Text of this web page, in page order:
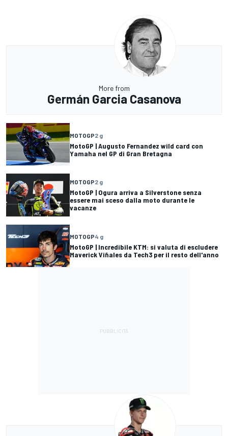
More from
Germán Garcia Casanova
MOTOGP2 g
MotoGP | Augusto Fernandez wild card con
Yamaha nel GP di Gran Bretagna
MOTOGP2 g
MotoGP | Ogura arriva a Silverstone senza
essere mai sceso dalla moto durante le
vacanze
MOTOGP4 g
MotoGP | Incredibile KTM: si valuta di escludere
Maverick Viñales da Tech3 per il resto dell'anno